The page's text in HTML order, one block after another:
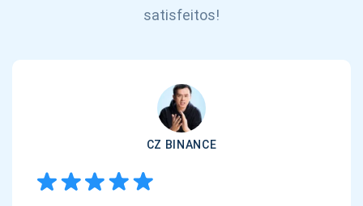
satisfeitos!
CZ BINANCE